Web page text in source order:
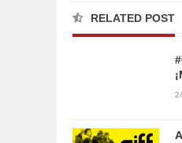
RELATED POST